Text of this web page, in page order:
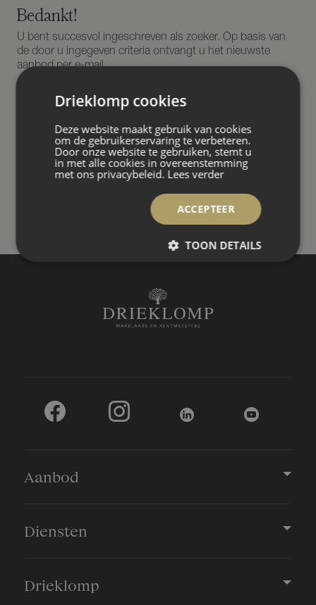
Bedankt!
U bent succesvol ingeschreven als zoeker. Op basis van
de door u ingegeven criteria ontvangt u het nieuwste
aanbod per e-mail.
Via deze ‘nieuw aanbod’ e-mails kunt u onderaan de
zoekopdracht naar wens wijzigen of verwijderen.
HOME
Aanbod
Diensten
Drieklomp
Drieklomp cookies
Deze website maakt gebruik van cookies
om de gebruikerservaring te verbeteren.
Door onze website te gebruiken, stemt u
in met alle cookies in overeenstemming
met ons privacybeleid. Lees verder
ACCEPTEER
TOON DETAILS